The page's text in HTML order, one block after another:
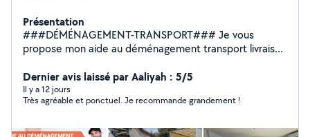
Présentation
###DÉMÉNAGEMENT-TRANSPORT### Je vous
propose mon aide au déménagement transport livraison
les magasins Conforama but électro dépôt Ikea ou chez
des particuliers Équiper par diable chariot sangle
couverture de protection je propose un travail propre
Dernier avis laissé par Aaliyah : 5/5
Il y a 12 jours
Très agréable et ponctuel. Je recommande grandement !